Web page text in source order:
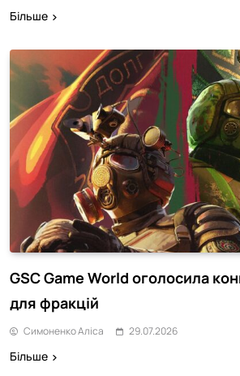
Більше
GSC Game World оголосила
для фракцій
Симоненко Аліса 29.07.2026
Більше